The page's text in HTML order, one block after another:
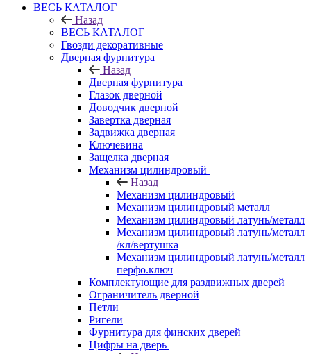
ВЕСЬ КАТАЛОГ
Назад
ВЕСЬ КАТАЛОГ
Гвозди декоративные
Дверная фурнитура
Назад
Дверная фурнитура
Глазок дверной
Доводчик дверной
Завертка дверная
Задвижка дверная
Ключевина
Защелка дверная
Механизм цилиндровый
Назад
Механизм цилиндровый
Механизм цилиндровый металл
Механизм цилиндровый латунь/металл
Механизм цилиндровый латунь/металл
/кл/вертушка
Механизм цилиндровый латунь/металл
перфо.ключ
Комплектующие для раздвижных дверей
Ограничитель дверной
Петли
Ригели
Фурнитура для финских дверей
Цифры на дверь